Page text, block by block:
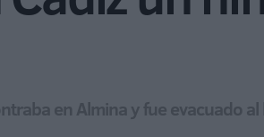
en Almina y fue evacuado